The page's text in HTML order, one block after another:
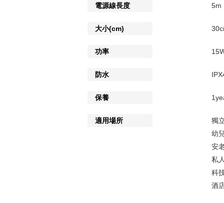
電源線長度
大小(cm)
功率
防水
保養
適用場所
5m
獨
幼
安
私
科
酒